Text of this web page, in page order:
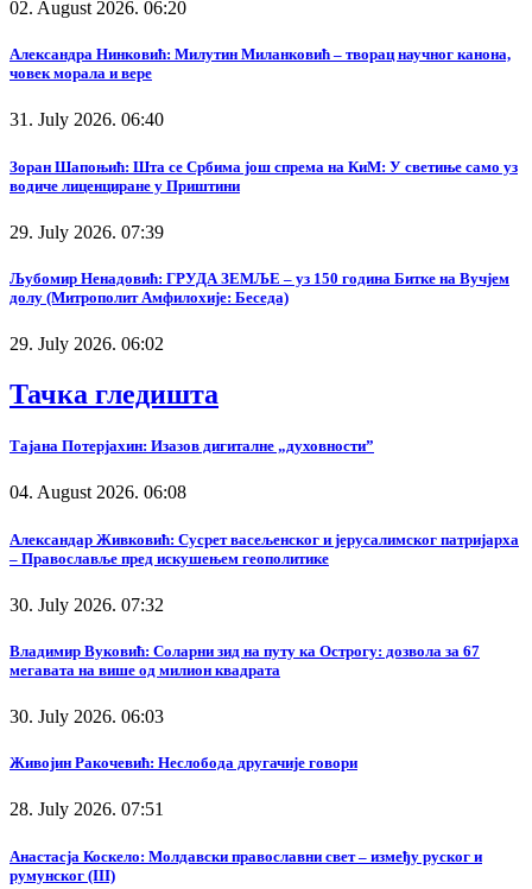
02. August 2026. 06:20
Александра Нинковић: Милутин Миланковић – творац научног канона,
човек морала и вере
31. July 2026. 06:40
Зоран Шапоњић: Шта се Србима још спрема на КиМ: У светиње само уз
водиче лиценциране у Приштини
29. July 2026. 07:39
Љубомир Ненадовић: ГРУДА ЗЕМЉЕ – уз 150 година Битке на Вучјем
долу (Митрополит Амфилохије: Беседа)
29. July 2026. 06:02
Тачка гледишта
Тајана Потерјахин: Изазов дигиталне „духовности”
04. August 2026. 06:08
Александар Живковић: Сусрет васељенског и јерусалимског патријарха
– Православље пред искушењем геополитике
30. July 2026. 07:32
Владимир Вуковић: Соларни зид на путу ка Острогу: дозвола за 67
мегавата на више од милион квадрата
30. July 2026. 06:03
Живојин Ракочевић: Неслобода другачије говори
28. July 2026. 07:51
Анастасја Коскело: Молдавски православни свет – између руског и
румунског (III)